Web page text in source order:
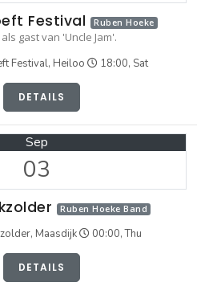
Festival Ruben Hoeke
gast van 'Uncle Jam'.
Festival, Heiloo
18:00, Sat
DETAILS
Sep
03
Ruben Hoeke Band
Maasdijk 00:00, Thu
DETAILS